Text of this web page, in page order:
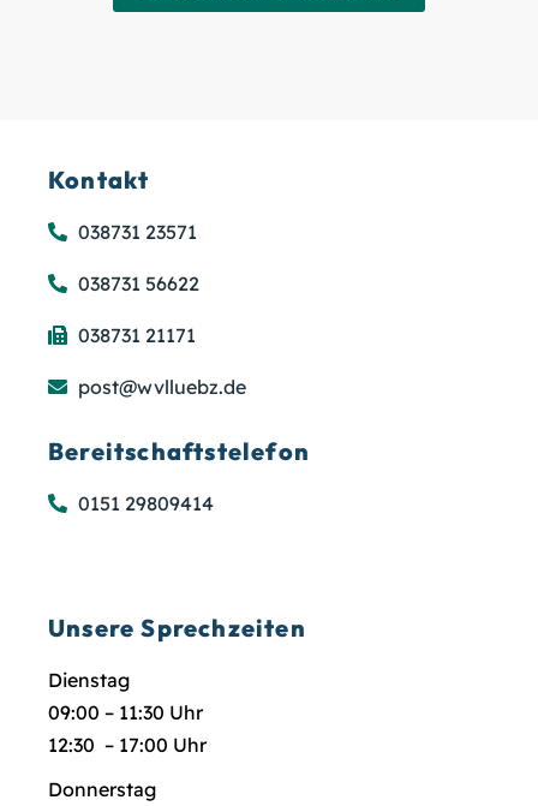
Kontakt
038731 23571
038731 56622
038731 21171
post@wvlluebz.de
Bereitschaftstelefon
0151 29809414
Unsere Sprechzeiten
Dienstag
09:00 – 11:30 Uhr
12:30 – 17:00 Uhr
Donnerstag